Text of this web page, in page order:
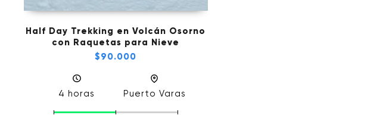
Half Day Trekking en Volcán Osorno
con Raquetas para Nieve
$90.000
4 horas Puerto Varas